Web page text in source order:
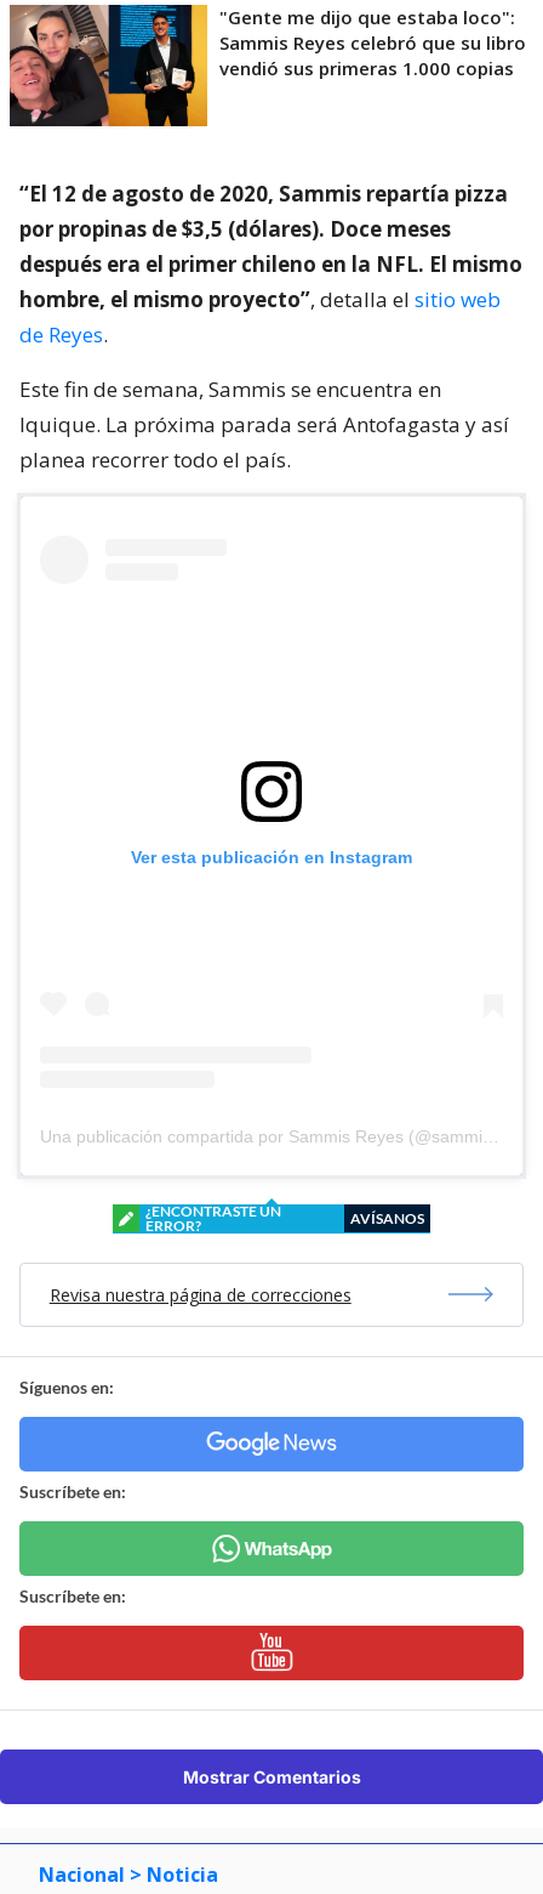
"Gente me dijo que estaba loco":
Sammis Reyes celebró que su libro
vendió sus primeras 1.000 copias
“El 12 de agosto de 2020, Sammis repartía pizza
por propinas de $3,5 (dólares). Doce meses
después era el primer chileno en la NFL. El mismo
hombre, el mismo proyecto”, detalla el sitio web
de Reyes.
Este fin de semana, Sammis se encuentra en
Iquique. La próxima parada será Antofagasta y así
planea recorrer todo el país.
Ver esta publicación en Instagram
¿ENCONTRASTE UN
ERROR?
AVÍSANOS
Revisa nuestra página de correcciones
Síguenos en:
Suscríbete en:
Suscríbete en:
Mostrar Comentarios
Nacional > Noticia